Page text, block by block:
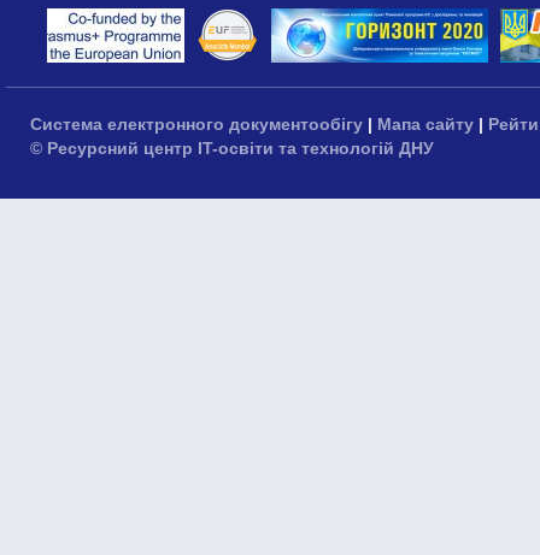
Система електронного документообігу | Мапа сайту |
© Ресурсний центр IT-освіти та технологій ДНУ